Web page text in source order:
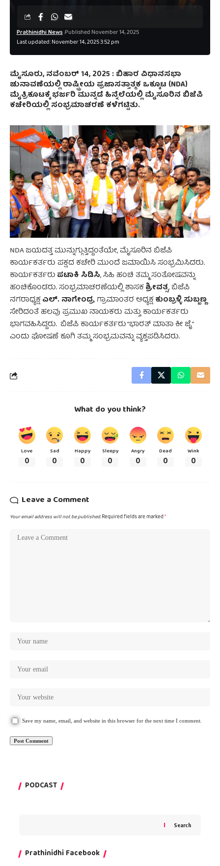
Last updated: November 14, 2025 3:52 pm
Prathinidhi News Published November 14, 2025
ಮೈಸೂರು, ನವೆಂಬರ್‌ 14, 2025 : ಬಿಹಾರ ವಿಧಾನಸಭಾ
ಚುನಾವಣೆಯಲ್ಲಿ ರಾಷ್ಟ್ರೀಯ ಪ್ರಜಾಸತ್ತಾತ್ಮಕ ಒಕ್ಕೂಟ (NDA)
ಮೈತ್ರಿಕೂಟಕ್ಕೆ ಭರ್ಜರಿ ಮುನ್ನಡೆ ಹಿನ್ನೆಲೆಯಲ್ಲಿ ಮೈಸೂರಿನ ಬಿಜೆಪಿ
ಕಚೇರಿಯಲ್ಲಿ ಸಂಭ್ರಮಾಚರಣೆ ಕಳೆಗಟ್ಟಿತು.
NDA ಜಯದತ್ತ ಮುನ್ನುಗ್ಗುತ್ತಿದ್ದಂತೆಯೇ, ಮೈಸೂರಿನ ಬಿಜೆಪಿ
ಕಾರ್ಯಕರ್ತರು ಪಕ್ಷದ ಕಚೇರಿ ಮುಂದೆ ಜಮಾಯಿಸಿ ಸಂಭ್ರಮಿಸಿದರು.
ಕಾರ್ಯಕರ್ತರು ಪಟಾಕಿ ಸಿಡಿಸಿ, ಸಿಹಿ ಹಂಚಿ ತಮ್ಮ ಸಂತೋಷವನ್ನು
ಹಂಚಿಕೊಂಡರು. ಸಂಭ್ರಮಾಚರಣೆಯಲ್ಲಿ ಶಾಸಕ ಶ್ರೀವತ್ಸ, ಬಿಜೆಪಿ
ನಗರಾಧ್ಯಕ್ಷ ಎಲ್. ನಾಗೇಂದ್ರ, ಗ್ರಾಮಾಂತರ ಅಧ್ಯಕ್ಷ ಕುಂಬ್ರಳ್ಳಿ ಸುಬ್ಬಣ್ಣ
ಸೇರಿದಂತೆ ಹಲವು ಪ್ರಮುಖ ನಾಯಕರು ಮತ್ತು ಕಾರ್ಯಕರ್ತರು
ಭಾಗವಹಿಸಿದ್ದರು. ಬಿಜೆಪಿ ಕಾರ್ಯಕರ್ತರು “ಭಾರತ್ ಮಾತಾ ಕೀ ಜೈ”
ಎಂದು ಘೋಷಣೆ ಕೂಗಿ ತಮ್ಮ ಸಂಭ್ರಮವನ್ನು ವ್ಯಕ್ತಪಡಿಸಿದರು.
What do you think?
Love
0
Sad
0
Happy
0
Sleepy
0
Angry
0
Dead
0
Wink
0
Leave a Comment
Your email address will not be published.Required fields are marked*
Save my name, email, and website in this browser for the next time I comment.
PODCAST
Search
Prathinidhi Facebook